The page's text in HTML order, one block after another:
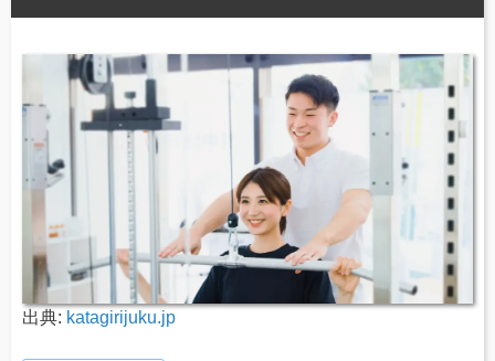
出典: katagirijuku.jp